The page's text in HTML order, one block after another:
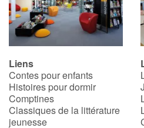
Accueil
Famille
Écoles
Médiathèques
Vidéos & Tutoriaux
Liens
Contes pour enfants
Histoires pour dormir
Comptines
Classiques de la littérature
jeunesse